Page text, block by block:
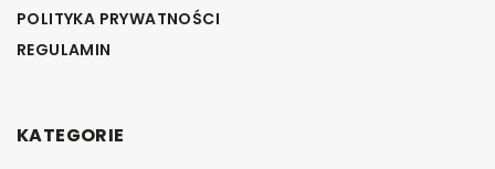
POLITYKA PRYWATNOŚCI
REGULAMIN
KATEGORIE